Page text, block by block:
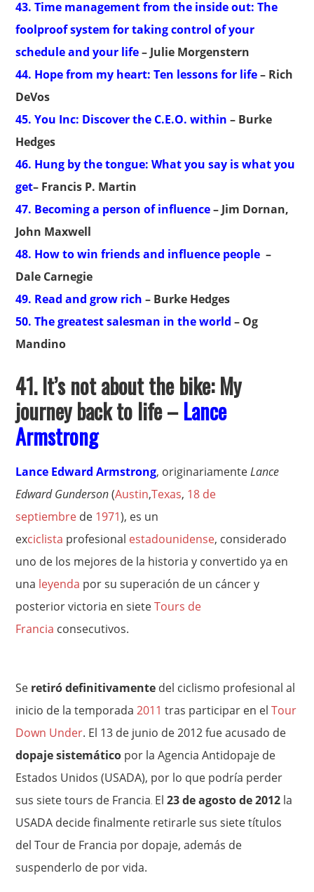
43. Time management from the inside out: The
foolproof system for taking control of your
schedule and your life– Julie Morgenstern
44. Hope from my heart: Ten lessons for life– Rich
DeVos
45. You Inc: Discover the C.E.O. within – Burke
Hedges
46. Hung by the tongue: What you say is what you
get– Francis P. Martin
47. Becoming a person of influence– Jim Dornan,
John Maxwell
48. How to win friends and influence people –
Dale Carnegie
49. Read and grow rich – Burke Hedges
50. The greatest salesman in the world – Og
Mandino
41.It’s not about the bike: My
journey back to life –Lance
Armstrong
Lance Edward Armstrong, originariamenteLance
Edward Gunderson(Austin,Texas, 18 de
septiembre de 1971), es un
exciclista profesional estadounidense, considerado
uno de los mejores de la historia y convertido ya en
una leyenda por su superación de un cáncer y
posterior victoria en sieteTours de
Francia consecutivos.
Se retiró definitivamente del ciclismo profesional al
inicio de la temporada2011 tras participar en elTour
Down Under. El 13 de junio de 2012 fue acusado de
dopaje sistemático por la Agencia Antidopaje de
Estados Unidos (USADA), por lo que podría perder
sus siete tours de Francia. El23 de agosto de 2012 la
USADA decide finalmente retirarle sus siete títulos
del Tour de Francia por dopaje, además de
suspenderlo de por vida.